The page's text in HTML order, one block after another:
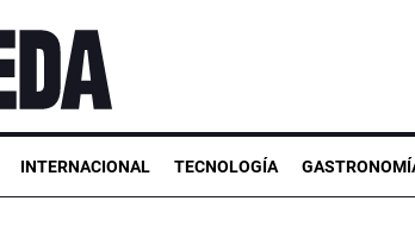
INTERNACIONAL TECNOLOGÍA